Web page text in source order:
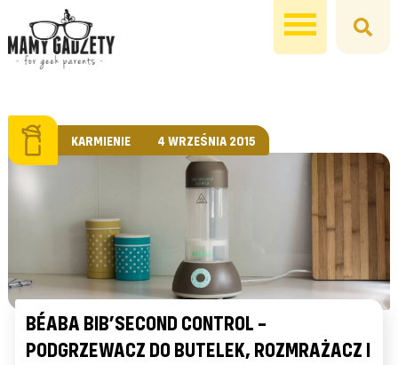
KARMIENIE 4 WRZEŚNIA 2015
BÉABA BIB’SECOND CONTROL –
PODGRZEWACZ DO BUTELEK, ROZMRAŻACZ I